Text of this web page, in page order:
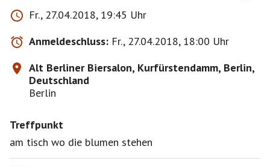
Wir schaffen auch locker den Spagat zwischen einer
Fülle an Eigenkompositionen, die auch Elemente aus
anderen Stilrichtungen aufweisen und den nie
langweilig werdenden traditionellen irischen Songs
und Tunes.
Fr., 27.04.2018, 19:45 Uhr
Anmeldeschluss: Fr., 27.04.2018, 18:00 Uhr
Alt Berliner Biersalon, Kurfürstendamm, Berlin,
Deutschland
Berlin
Treffpunkt
am tisch wo die blumen stehen